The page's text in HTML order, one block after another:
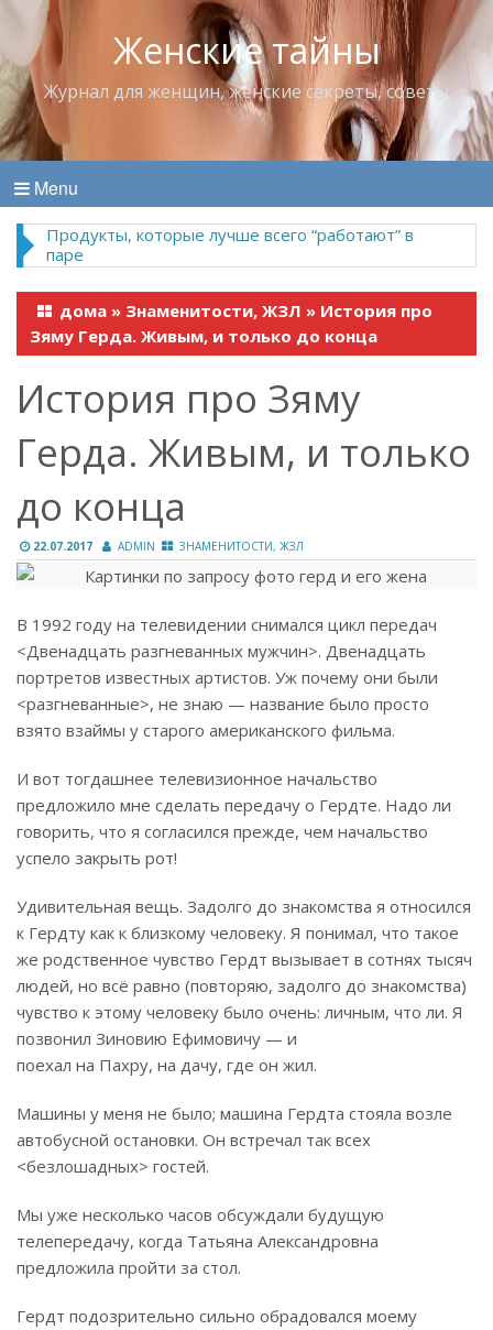
Женские тайны
Журнал для женщин, женские секреты, советы
Menu
Продукты, которые лучше всего “работают” в
паре
дома » Знаменитости, ЖЗЛ » История про
Зяму Герда. Живым, и только до конца
История про Зяму
Герда. Живым, и только
до конца
22.07.2017 ADMIN ЗНАМЕНИТОСТИ, ЖЗЛ
В 1992 году на телевидении снимался цикл передач
<Двенадцать разгневанных мужчин>. Двенадцать
портретов известных артистов. Уж почему они были
<разгневанные>, не знаю — название было просто
взято взаймы у старого американского фильма.
И вот тогдашнее телевизионное начальство
предложило мне сделать передачу о Гердте. Надо ли
говорить, что я согласился прежде, чем начальство
успело закрыть рот!
Удивительная вещь. Задолго до знакомства я относился
к Гердту как к близкому человеку. Я понимал, что такое
же родственное чувство Гердт вызывает в сотнях тысяч
людей, но всё равно (повторяю, задолго до знакомства)
чувство к этому человеку было очень: личным, что ли. Я
позвонил Зиновию Ефимовичу — и
поехал на Пахру, на дачу, где он жил.
Машины у меня не было; машина Гердта стояла возле
автобусной остановки. Он встречал так всех
<безлошадных> гостей.
Мы уже несколько часов обсуждали будущую
телепередачу, когда Татьяна Александровна
предложила пройти за стол.
Гердт подозрительно сильно обрадовался моему